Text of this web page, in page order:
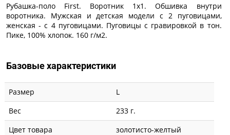
Рубашка-поло First. Воротник 1х1. Обшивка внутри
воротника. Мужская и детская модели с 2 пуговицами,
женская - с 4 пуговицами. Пуговицы с гравировкой в тон.
Пике, 100% хлопок. 160 г/м2.
Базовые характеристики
Размер
L
Вес
233 г.
Цвет товара
золотисто-желтый